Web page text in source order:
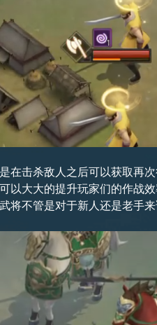
在击杀敌人之后可以获取再
以大大的提升玩家们的作战
将不管是对于新人还是老手